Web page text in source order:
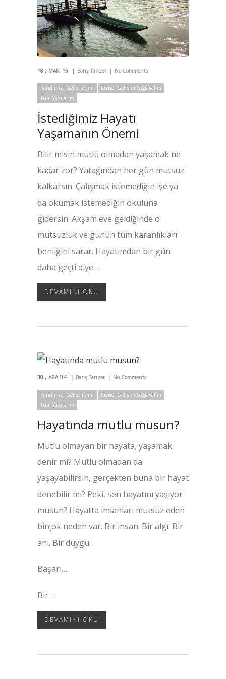
18 MAR '15 Barış Tanzer No Comments
Kendimizi Geliştirelim
Kişisel Gelişim Sağlayalım
Tüm Yazılarım
İstediğimiz Hayatı
Yaşamanın Önemi
Bilir misin mutlu olmadan yaşamak ne
kadar zor? Yatağından her gün mutsuz
kalkarsın. Çalışmak istemediğin işe ya
da okumak istemediğin okuluna
gidersin. Akşam eve geldiğinde o
mutsuzluk ve günün tüm karanlıkları
benliğini sarar. Hayatımdan bir gün
daha geçti diye …
DEVAMINI OKU
30 ARA '14 Barış Tanzer No Comments
Kendimizi Geliştirelim
Kişisel Gelişim Sağlayalım
Tüm Yazılarım
Hayatında mutlu musun?
Mutlu olmayan bir hayata, yaşamak
denir mi? Mutlu olmadan da
yaşayabilirsin, gerçekten buna bir hayat
denebilir mi? Peki, sen hayatını yaşıyor
musun? Hayatta insanları mutsuz eden
birçok neden var. Bir insan. Bir algı. Bir
anı. Bir duygu.
Başarı…
Bir …
DEVAMINI OKU